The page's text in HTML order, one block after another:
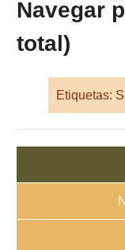
Navegar
total)
Etiquetas: